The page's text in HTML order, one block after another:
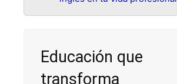
Educación que
transforma